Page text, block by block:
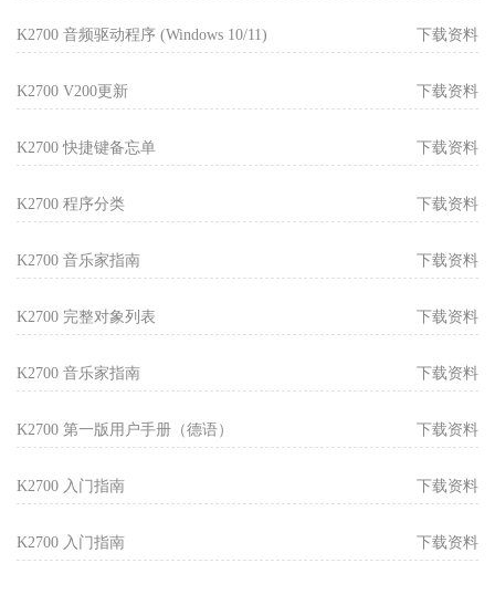
下载资料
K2700 音频驱动程序 (Windows 10/11)
下载资料
K2700 V200更新
下载资料
K2700 快捷键备忘单
下载资料
K2700 程序分类
下载资料
K2700 音乐家指南
下载资料
K2700 完整对象列表
下载资料
K2700 音乐家指南
下载资料
K2700 第一版用户手册（德语）
下载资料
K2700 入门指南
下载资料
K2700 入门指南